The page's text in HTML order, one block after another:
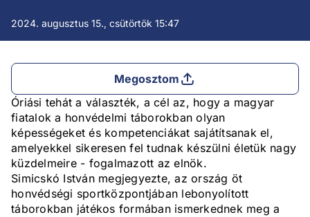
2024. augusztus 15., csütörtök 15:47
Megosztom
Óriási tehát a választék, a cél az, hogy a magyar
fiatalok a honvédelmi táborokban olyan
képességeket és kompetenciákat sajátítsanak el,
amelyekkel sikeresen fel tudnak készülni életük nagy
küzdelmeire - fogalmazott az elnök.
Simicskó István megjegyezte, az ország öt
honvédségi sportközpontjában lebonyolított
táborokban játékos formában ismerkednek meg a